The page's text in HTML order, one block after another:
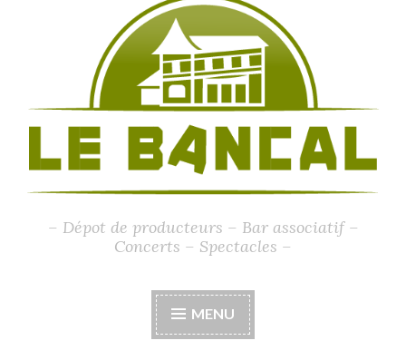
– Dépot de producteurs – Bar associatif –
Concerts – Spectacles –
MENU